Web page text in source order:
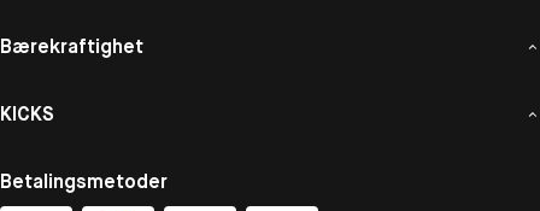
Bærekraftighet
KICKS
Betalingsmetoder